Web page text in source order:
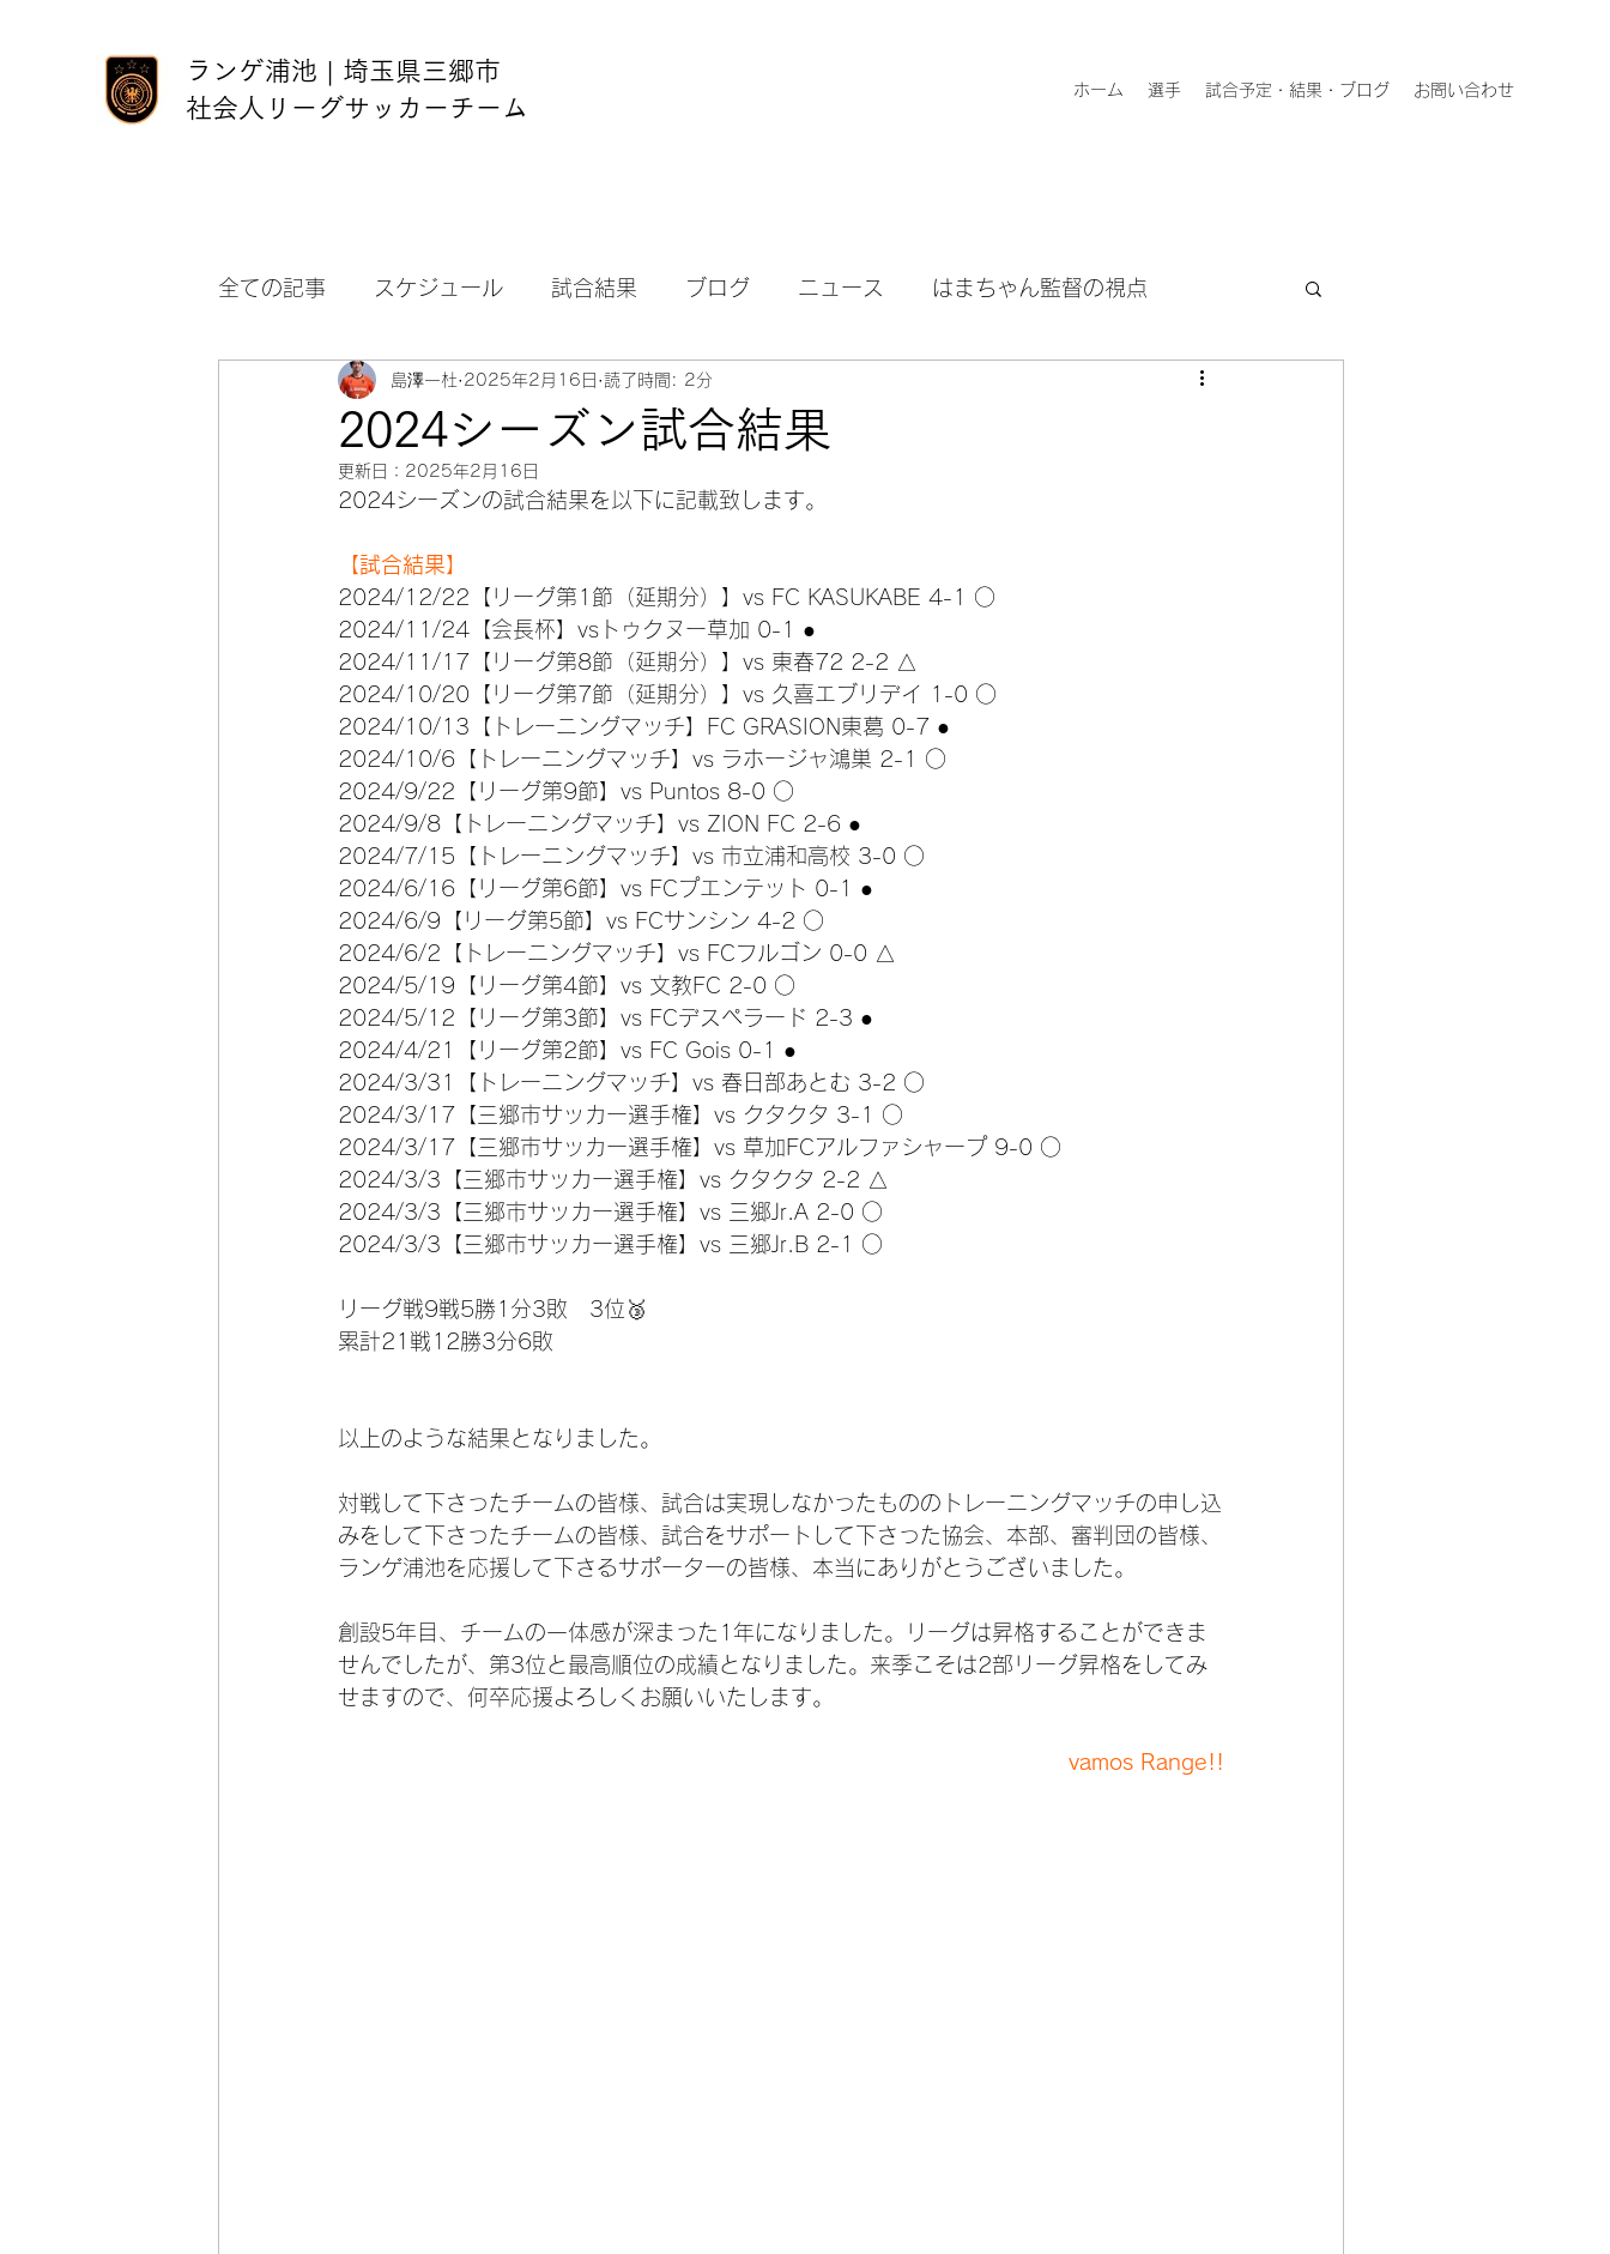
ランゲ浦池 | 埼玉県三郷市
社会人リーグサッカーチーム
ホーム 選手 試合予定・結果・ブログ お問い合わせ
全ての記事 スケジュール 試合結果 ブログ ニュース はまちゃん監督の視点
2024シーズン試合結果
島澤一杜 2025年2月16日 読了時間: 2分
更新日： 2025年2月16日
2024シーズンの試合結果を以下に記載致します。
【試合結果】
2024/12/22【リーグ第1節（延期分）】vs FC KASUKABE 4-1 ○
2024/11/24【会長杯】vsトゥクヌー草加 0-1 ●
2024/11/17【リーグ第8節（延期分）】vs 東春72 2-2 △
2024/10/20【リーグ第7節（延期分）】vs 久喜エブリデイ 1-0 ○
2024/10/13【トレーニングマッチ】FC GRASION東葛 0-7 ●
2024/10/6【トレーニングマッチ】vs ラホージャ鴻巣 2-1 ○
2024/9/22【リーグ第9節】vs Puntos 8-0 ○
2024/9/8【トレーニングマッチ】vs ZION FC 2-6 ●
2024/7/15【トレーニングマッチ】vs 市立浦和高校 3-0 ○
2024/6/16【リーグ第6節】vs FCプエンテット 0-1 ●
2024/6/9【リーグ第5節】vs FCサンシン 4-2 ○
2024/6/2【トレーニングマッチ】vs FCフルゴン 0-0 △
2024/5/19【リーグ第4節】vs 文教FC 2-0 ○
2024/5/12【リーグ第3節】vs FCデスペラード 2-3 ●
2024/4/21【リーグ第2節】vs FC Gois 0-1 ●
2024/3/31【トレーニングマッチ】vs 春日部あとむ 3-2 ○
2024/3/17【三郷市サッカー選手権】vs クタクタ 3-1 ○
2024/3/17【三郷市サッカー選手権】vs 草加FCアルファシャープ 9-0 ○
2024/3/3【三郷市サッカー選手権】vs クタクタ 2-2 △
2024/3/3【三郷市サッカー選手権】vs 三郷Jr.A 2-0 ○
2024/3/3【三郷市サッカー選手権】vs 三郷Jr.B 2-1 ○
リーグ戦9戦5勝1分3敗　3位🥉
累計21戦12勝3分6敗
以上のような結果となりました。
対戦して下さったチームの皆様、試合は実現しなかったもののトレーニングマッチの申し込
みをして下さったチームの皆様、試合をサポートして下さった協会、本部、審判団の皆様、
ランゲ浦池を応援して下さるサポーターの皆様、本当にありがとうございました。
創設5年目、チームの一体感が深まった1年になりました。リーグは昇格することができま
せんでしたが、第3位と最高順位の成績となりました。来季こそは2部リーグ昇格をしてみ
せますので、何卒応援よろしくお願いいたします。
vamos Range!!